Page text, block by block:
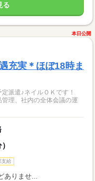
る
本日公開
充実＊ほぼ18時ま
派遣♪ネイルＯＫです！
理、社内の全体会議の運
支給
ありませ...